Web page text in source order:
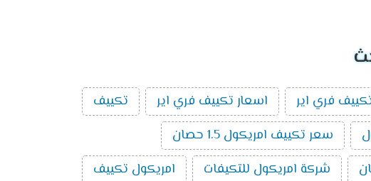
فري اير اسعار تكييف فري اير
تكييف
سعر تكييف امريكول 1.5 حصان
شركة امريكول للتكيفات
امريكول تكييف